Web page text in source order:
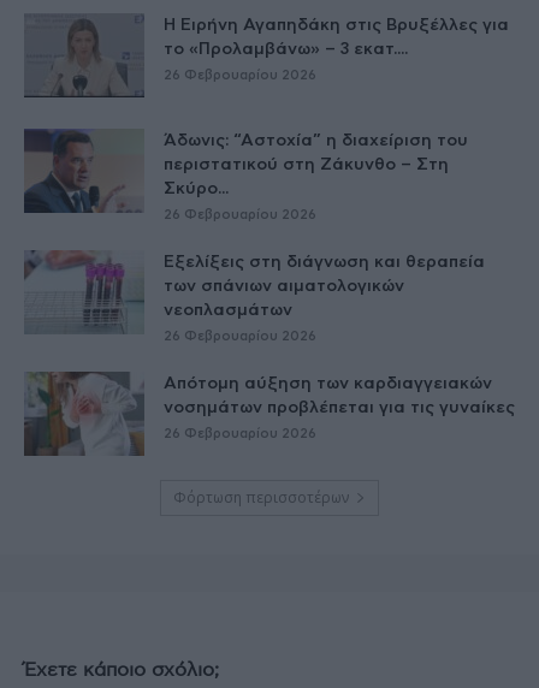
Η Ειρήνη Αγαπηδάκη στις Βρυξέλλες για
το «Προλαμβάνω» – 3 εκατ....
26 Φεβρουαρίου 2026
Άδωνις: “Αστοχία” η διαχείριση του
περιστατικού στη Ζάκυνθο – Στη
Σκύρο...
26 Φεβρουαρίου 2026
Εξελίξεις στη διάγνωση και θεραπεία
των σπάνιων αιματολογικών
νεοπλασμάτων
26 Φεβρουαρίου 2026
Απότομη αύξηση των καρδιαγγειακών
νοσημάτων προβλέπεται για τις γυναίκες
26 Φεβρουαρίου 2026
Φόρτωση περισσοτέρων
Έχετε κάποιο σχόλιο;